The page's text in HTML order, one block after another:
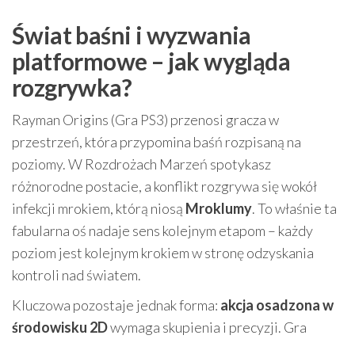
Świat baśni i wyzwania
platformowe – jak wygląda
rozgrywka?
Rayman Origins (Gra PS3) przenosi gracza w
przestrzeń, która przypomina baśń rozpisaną na
poziomy. W Rozdrożach Marzeń spotykasz
różnorodne postacie, a konflikt rozgrywa się wokół
infekcji mrokiem, którą niosą Mroklumy. To właśnie ta
fabularna oś nadaje sens kolejnym etapom – każdy
poziom jest kolejnym krokiem w stronę odzyskania
kontroli nad światem.
Kluczowa pozostaje jednak forma: akcja osadzona w
środowisku 2Dwymaga skupienia i precyzji. Gra